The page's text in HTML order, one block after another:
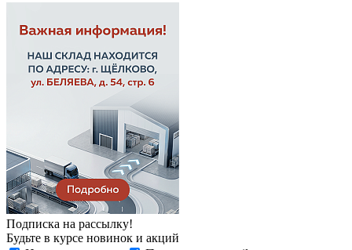
Подписка на рассылку!
Будьте в курсе новинок и акций